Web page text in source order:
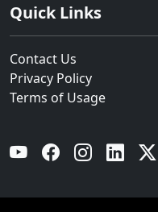
Quick Links
Contact Us
Privacy Policy
Terms of Usage
YouTube Facebook Instagram Linkedin